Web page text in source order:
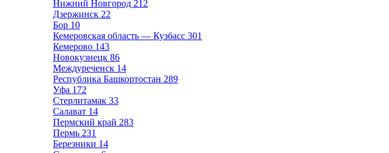
Нижний Новгород 212
Дзержинск 22
Бор 10
Кемеровская область — Кузбасс 301
Кемерово 143
Новокузнецк 86
Междуреченск 14
Республика Башкортостан 289
Уфа 172
Стерлитамак 33
Салават 14
Пермский край 283
Пермь 231
Березники 14